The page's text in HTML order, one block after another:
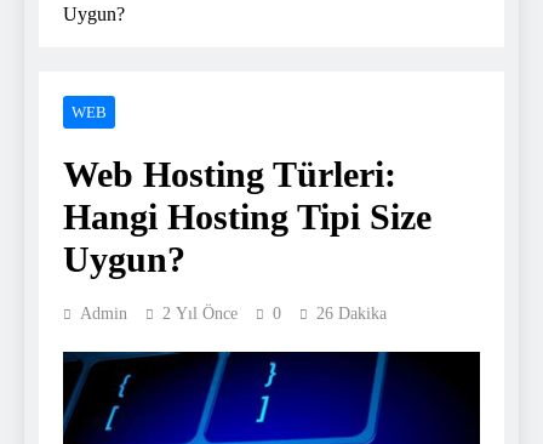
Uygun?
WEB
Web Hosting Türleri:
Hangi Hosting Tipi Size
Uygun?
Admin 2 Yıl Önce 0 26 Dakika